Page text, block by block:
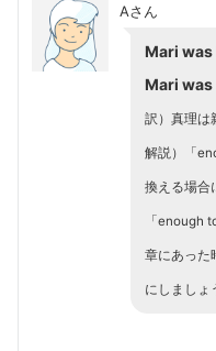
Aさん
Mari
Mari
訳）真理は
解説）「
換える場合
「enough
章にあった
にしましょ